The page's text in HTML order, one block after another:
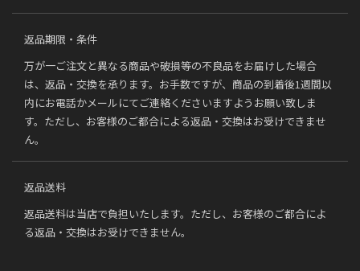
返品期限・条件
万が一ご注文と異なる商品や破損等の不良品をお届けした場合
は、返品・交換を承ります。お手数ですが、商品の到着後1週間以
内にお電話かメールにてご連絡くださいますようお願い致しま
す。ただし、お客様のご都合による返品・交換はお受けできませ
ん。
返品送料
返品送料は当店で負担いたします。ただし、お客様のご都合によ
る返品・交換はお受けできません。